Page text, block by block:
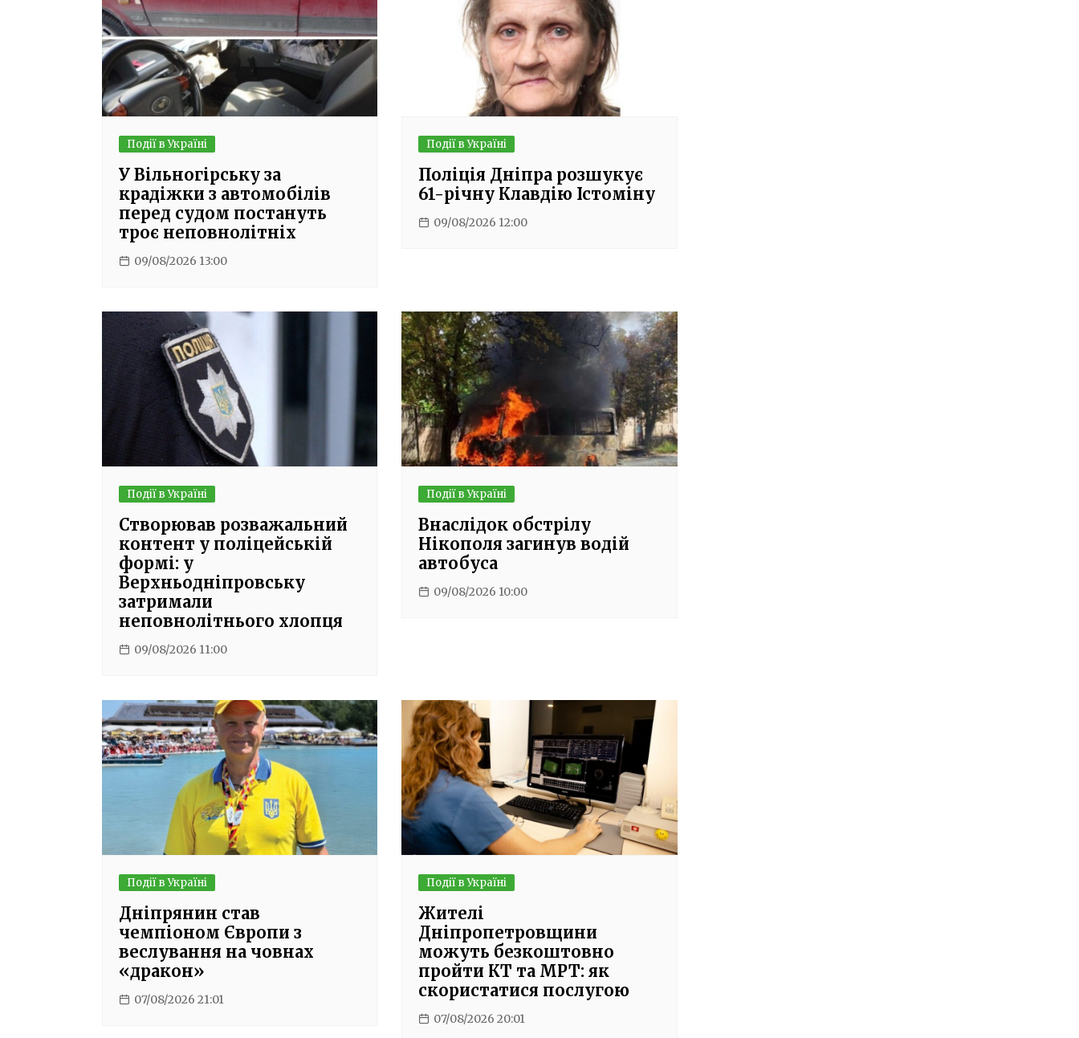
Події в Україні
У Вільногірську за
крадіжки з автомобілів
перед судом постануть
троє неповнолітніх
09/08/2026 13:00
Події в Україні
Поліція Дніпра розшукує
61-річну Клавдію Істоміну
09/08/2026 12:00
Події в Україні
Створював розважальний
контент у поліцейській
формі: у
Верхньодніпровську
затримали
неповнолітнього хлопця
09/08/2026 11:00
Події в Україні
Внаслідок обстрілу
Нікополя загинув водій
автобуса
09/08/2026 10:00
Події в Україні
Дніпрянин став
чемпіоном Європи з
веслування на човнах
«дракон»
07/08/2026 21:01
Події в Україні
Жителі
Дніпропетровщини
можуть безкоштовно
пройти КТ та МРТ: як
скористатися послугою
07/08/2026 20:01